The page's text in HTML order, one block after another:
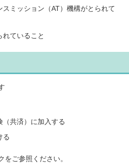
スミッション（AT）機構がとられて
ていること
（共済）に加入する
る
ご参照ください。